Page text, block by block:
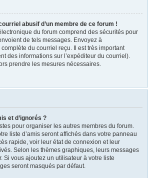
abusif d’un membre de ce forum !
du forum comprend des sécurités pour
de tels messages. Envoyez à
complète du courriel reçu. Il est très important
des informations sur l’expéditeur du courriel).
prendre les mesures nécessaires.
et d’ignorés ?
pour organiser les autres membres du forum.
liste d’amis seront affichés dans votre panneau
rapide, voir leur état de connexion et leur
Selon les thèmes graphiques, leurs messages
Si vous ajoutez un utilisateur à votre liste
seront masqués par défaut.